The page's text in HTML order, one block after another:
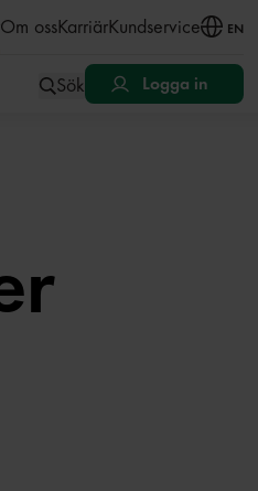
Om ossKarriärKundservice EN
Sök Logga in